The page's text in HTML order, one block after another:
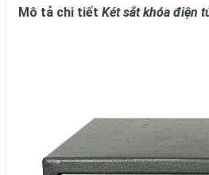
Mô tả chi tiết Két sắt khóa điện